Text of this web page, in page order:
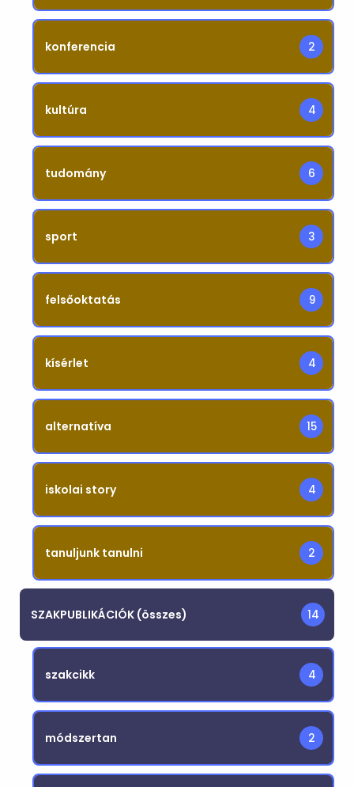
konferencia 2
kultúra 4
tudomány 6
sport 3
felsőoktatás 9
kísérlet 4
alternatíva 15
iskolai story 4
tanuljunk tanulni 2
SZAKPUBLIKÁCIÓK (összes) 14
szakcikk 4
módszertan 2